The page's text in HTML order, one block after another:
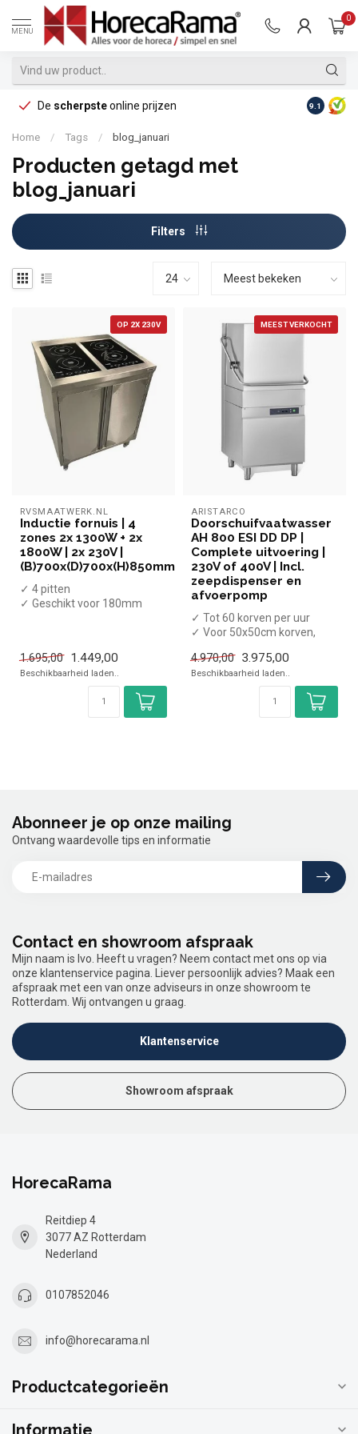
MENU
0
De scherpsteonline prijzen Op
9.1
Home / Tags / blog_januari
Producten getagd met
blog_januari
Filters
OP 2X 230V
RVSMAATWERK.NL
Inductie fornuis | 4
zones 2x 1300W + 2x
1800W | 2x 230V |
(B)700x(D)700x(H)850mm
✓ 4 pitten
✓ Geschikt voor 180mm
1.695,00
1.449,00
Beschikbaarheid laden..
MEEST VERKOCHT
ARISTARCO
Doorschuifvaatwasser
AH 800 ESI DD DP |
Complete uitvoering |
230V of 400V | Incl.
zeepdispenser en
afvoerpomp
✓ Tot 60 korven per uur
✓ Voor 50x50cm korven,
✓ Invoer...
4.970,00 3.975,00
Beschikbaarheid laden..
Contact en showroom afspraak
Mijn naam is Ivo. Heeft u vragen? Neem contact met ons op via
onze klantenservice pagina. Liever persoonlijk advies? Maak een
afspraak met een van onze adviseurs in onze showroom te
Rotterdam. Wij ontvangen u graag.
Klantenservice
Showroom afspraak
Abonneer je op onze mailing
Ontvang waardevolle tips en informatie
HorecaRama
Reitdiep 4
3077 AZ Rotterdam
Nederland
0107852046
info@horecarama.nl
Productcategorieën
Informatie